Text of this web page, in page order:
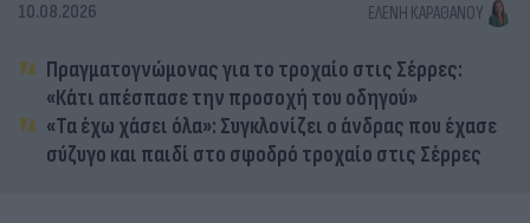
10.08.2026 ΕΛΈΝΗ ΚΑΡΑΘΆΝΟΥ
Πραγματογνώμονας για το τροχαίο στις Σέρρες:
«Κάτι απέσπασε την προσοχή του οδηγού»
«Τα έχω χάσει όλα»: Συγκλονίζει ο άνδρας που έχασε
σύζυγο και παιδί στο σφοδρό τροχαίο στις Σέρρες